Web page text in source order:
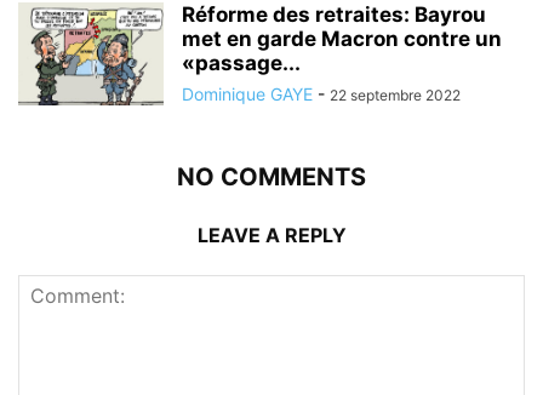
Réforme des retraites: Bayrou
met en garde Macron contre un
«passage...
Dominique GAYE - 22 septembre 2022
NO COMMENTS
LEAVE A REPLY